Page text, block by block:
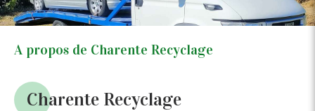
A propos de Charente Recyclage
Charente Recyclage